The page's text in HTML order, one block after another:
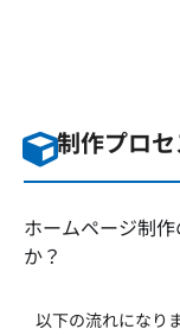
制作プロ
ホームページ制
か？
以下の流れになりま